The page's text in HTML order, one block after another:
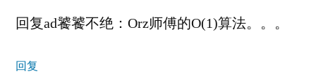
回复ad饕饕不绝：Orz师傅的O(1)算法。。。
回复